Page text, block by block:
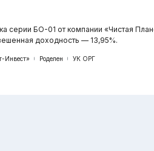
серии БО-01 от компании «Чистая
доходность — 13,95%.
Инвест» Роделен УК ОРГ